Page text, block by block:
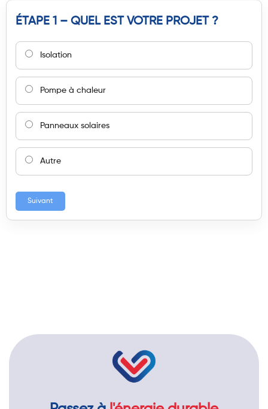
ÉTAPE 1 – QUEL EST VOTRE PROJET ?
Isolation
Pompe à chaleur
Panneaux solaires
Autre
Suivant